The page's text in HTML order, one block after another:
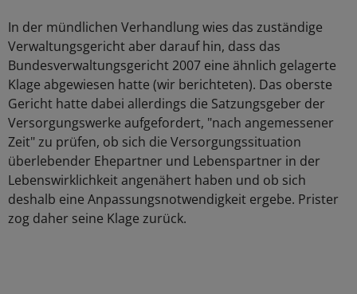
In der mündlichen Verhandlung wies das zuständige
Verwaltungsgericht aber darauf hin, dass das
Bundesverwaltungsgericht 2007 eine ähnlich gelagerte
Klage abgewiesen hatte (wir berichteten). Das oberste
Gericht hatte dabei allerdings die Satzungsgeber der
Versorgungswerke aufgefordert, "nach angemessener
Zeit" zu prüfen, ob sich die Versorgungssituation
überlebender Ehepartner und Lebenspartner in der
Lebenswirklichkeit angenähert haben und ob sich
deshalb eine Anpassungsnotwendigkeit ergebe. Prister
zog daher seine Klage zurück.